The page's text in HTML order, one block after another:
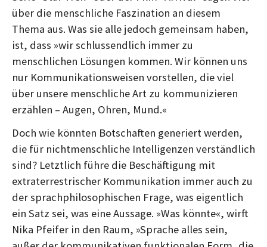
über die menschliche Faszination an diesem
Thema aus. Was sie alle jedoch gemeinsam haben,
ist, dass »wir schlussendlich immer zu
menschlichen Lösungen kommen. Wir können uns
nur Kommunikationsweisen vorstellen, die viel
über unsere menschliche Art zu kommunizieren
erzählen – Augen, Ohren, Mund.«
Doch wie könnten Botschaften generiert werden,
die für nichtmenschliche Intelligenzen verständlich
sind? Letztlich führe die Beschäftigung mit
extraterrestrischer Kommunikation immer auch zu
der sprachphilosophischen Frage, was eigentlich
ein Satz sei, was eine Aussage. »Was könnte«, wirft
Nika Pfeifer in den Raum, »Sprache alles sein,